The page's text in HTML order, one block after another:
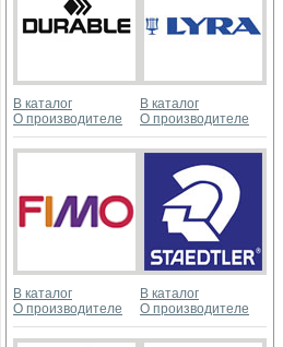
В каталог
О производителе
В каталог
О производителе
В каталог
О производителе
В каталог
О производителе